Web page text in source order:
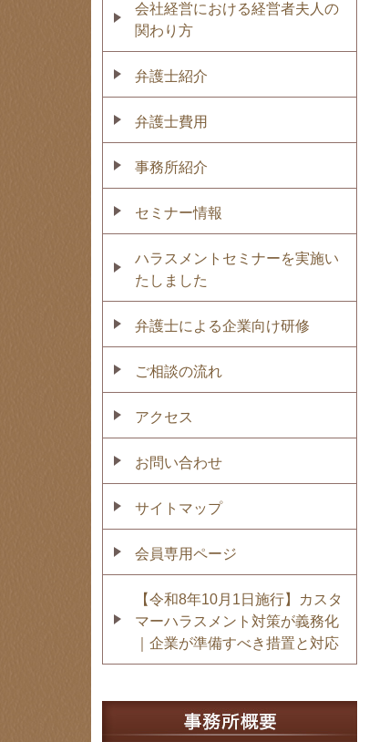
会社経営における経営者夫人の
関わり方
弁護士紹介
弁護士費用
事務所紹介
セミナー情報
ハラスメントセミナーを実施い
たしました
弁護士による企業向け研修
ご相談の流れ
アクセス
お問い合わせ
サイトマップ
会員専用ページ
【令和8年10月1日施行】カスタ
マーハラスメント対策が義務化
｜企業が準備すべき措置と対応